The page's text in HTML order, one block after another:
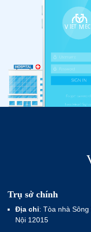
Trụ sở chính
Địa chỉ: Tòa nhà
Nội 12015